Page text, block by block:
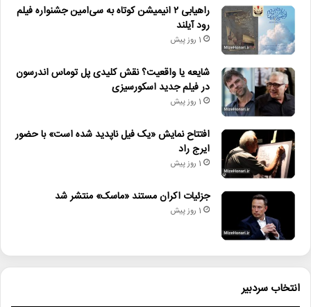
عملکرد سه‌ ساله
میزهنری
راهیابی ۲ انیمیشن کوتاه به سی‌امین جشنواره فیلم
رود آیلند
1 روز پیش
شایعه یا واقعیت؟ نقش کلیدی پل توماس اندرسون
در فیلم جدید اسکورسیزی
1 روز پیش
افتتاح نمایش «یک فیل ناپدید شده است» با حضور
ایرج راد
1 روز پیش
جزئیات اکران مستند «ماسک» منتشر شد
1 روز پیش
انتخاب سردبیر